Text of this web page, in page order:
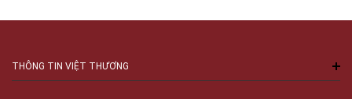
THÔNG TIN VIỆT THƯƠNG